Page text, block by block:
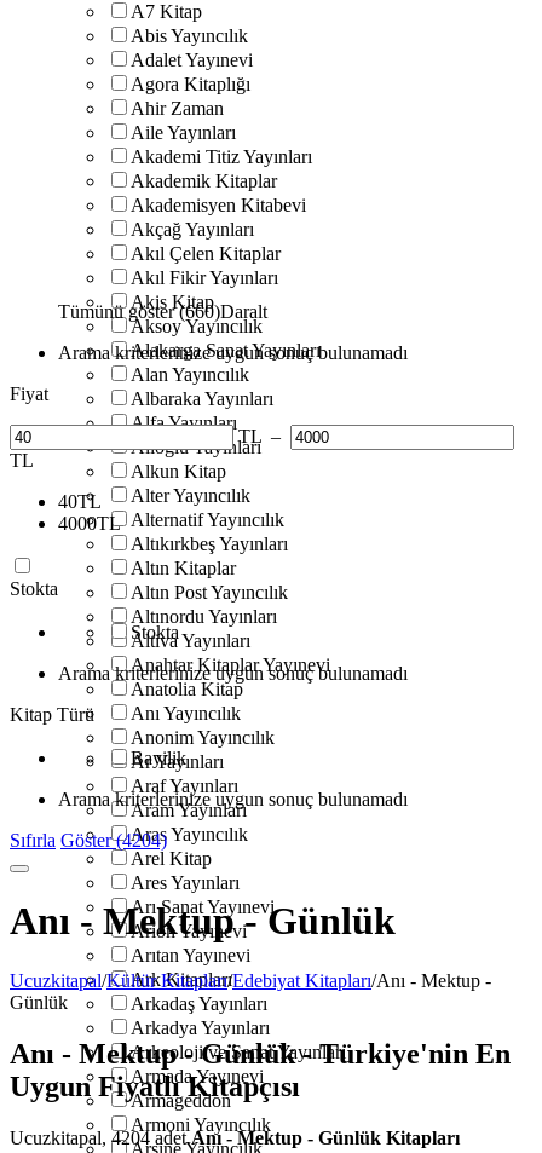
A7 Kitap
Abis Yayıncılık
Adalet Yayınevi
Agora Kitaplığı
Ahir Zaman
Aile Yayınları
Akademi Titiz Yayınları
Akademik Kitaplar
Akademisyen Kitabevi
Akçağ Yayınları
Akıl Çelen Kitaplar
Akıl Fikir Yayınları
Akis Kitap
Aksoy Yayıncılık
Alakarga Sanat Yayınları
Alan Yayıncılık
Albaraka Yayınları
Alfa Yayınları
Alioğlu Yayınları
Alkun Kitap
Alter Yayıncılık
Alternatif Yayıncılık
Altıkırkbeş Yayınları
Altın Kitaplar
Altın Post Yayıncılık
Altınordu Yayınları
Altiva Yayınları
Anahtar Kitaplar Yayınevi
Anatolia Kitap
Anı Yayıncılık
Anonim Yayıncılık
Ar Yayınları
Araf Yayınları
Aram Yayınları
Aras Yayıncılık
Arel Kitap
Ares Yayınları
Arı Sanat Yayınevi
Arion Yayınevi
Arıtan Yayınevi
Ark Kitapları
Arkadaş Yayınları
Arkadya Yayınları
Arkeoloji ve Sanat Yayınları
Armada Yayınevi
Armageddon
Armoni Yayıncılık
Arsine Yayıncılık
Tümünü göster (660)Daralt
Arama kriterlerinize uygun sonuç bulunamadı
Fiyat
TL –
TL
40TL
4000TL
Stokta
Stokta
Arama kriterlerinize uygun sonuç bulunamadı
Kitap Türü
Bayilik
Arama kriterlerinize uygun sonuç bulunamadı
Sıfırla Göster (4204)
Anı - Mektup - Günlük
Ucuzkitapal/Kültür Kitapları/Edebiyat Kitapları/Anı - Mektup -
Günlük
Anı - Mektup - Günlük - Türkiye'nin En
Uygun Fiyatlı Kitapçısı
Ucuzkitapal, 4204 adetAnı - Mektup - Günlük Kitapları